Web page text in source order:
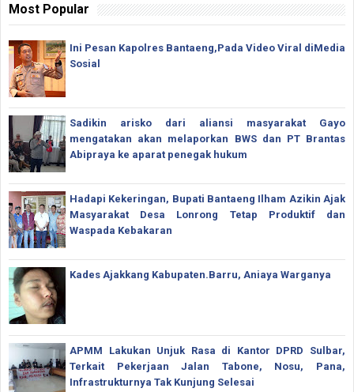
Most Popular
Ini Pesan Kapolres Bantaeng,Pada Video Viral diMedia
Sosial
Sadikin arisko dari aliansi masyarakat Gayo
mengatakan akan melaporkan BWS dan PT Brantas
Abipraya ke aparat penegak hukum
Hadapi Kekeringan, Bupati Bantaeng Ilham Azikin Ajak
Masyarakat Desa Lonrong Tetap Produktif dan
Waspada Kebakaran
Kades Ajakkang Kabupaten.Barru, Aniaya Warganya
APMM Lakukan Unjuk Rasa di Kantor DPRD Sulbar,
Terkait Pekerjaan Jalan Tabone, Nosu, Pana,
Infrastrukturnya Tak Kunjung Selesai